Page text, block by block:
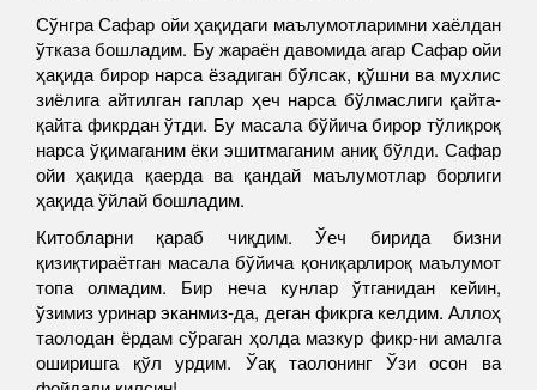
Сўнгра Сафар ойи ҳақидаги маълумотларимни хаёлдан
ўтказа бошладим. Бу жараён давомида агар Сафар ойи
ҳақида бирор нарса ёзадиган бўлсак, қўшни ва мухлис
зиёлига айтилган гаплар ҳеч нарса бўлмаслиги қайта-
қайта фикрдан ўтди. Бу масала бўйича бирор тўлиқроқ
нарса ўқимаганим ёки эшитмаганим аниқ бўлди. Сафар
ойи ҳақида қаерда ва қандай маълумотлар борлиги
ҳақида ўйлай бошладим.
Китобларни қараб чиқдим. Ўеч бирида бизни
қизиқтираётган масала бўйича қониқарлироқ маълумот
топа олмадим. Бир неча кунлар ўтганидан кейин,
ўзимиз уринар эканмиз-да, деган фикрга келдим. Аллоҳ
таолодан ёрдам сўраган ҳолда мазкур фикр-ни амалга
оширишга қўл урдим. Ўақ таолонинг Ўзи осон ва